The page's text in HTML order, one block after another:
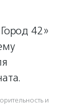
42»
и